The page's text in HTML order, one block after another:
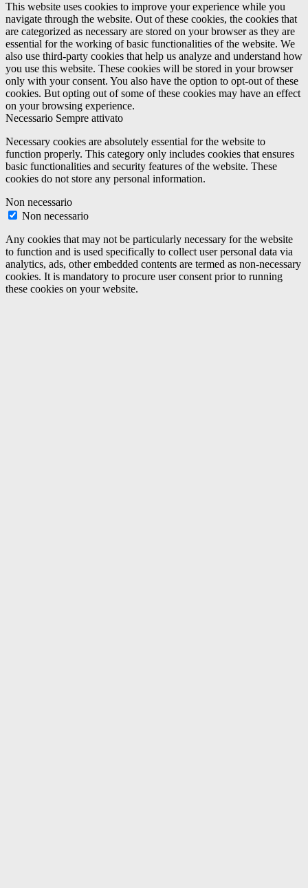
This website uses cookies to improve your experience while you
navigate through the website. Out of these cookies, the cookies that
are categorized as necessary are stored on your browser as they are
essential for the working of basic functionalities of the website. We
also use third-party cookies that help us analyze and understand how
you use this website. These cookies will be stored in your browser
only with your consent. You also have the option to opt-out of these
cookies. But opting out of some of these cookies may have an effect
on your browsing experience.
Necessario Sempre attivato
Necessary cookies are absolutely essential for the website to
function properly. This category only includes cookies that ensures
basic functionalities and security features of the website. These
cookies do not store any personal information.
Non necessario
Non necessario
Any cookies that may not be particularly necessary for the website
to function and is used specifically to collect user personal data via
analytics, ads, other embedded contents are termed as non-necessary
cookies. It is mandatory to procure user consent prior to running
these cookies on your website.